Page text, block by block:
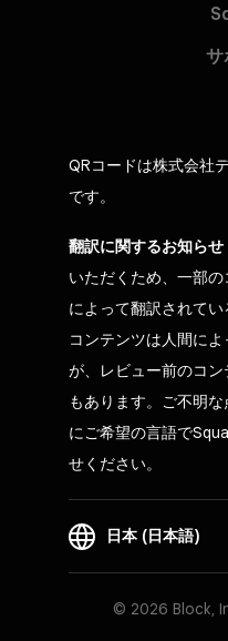
サ
QRコードは株式会社
です。
翻訳に関するお知らせ
いただくため、一部の
によって翻訳されて
コンテンツは人間に
が、レビュー前のコ
もあります。ご不明
にご希望の言語で
せください。
日本 (日本語)
© 2026 Block,